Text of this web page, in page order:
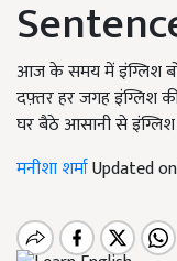
आज के समय में इंग्लिश
दफ़्तर हर जगह इंग्लिश
घर बैठे आसानी से
मनीशा शर्माUpdated